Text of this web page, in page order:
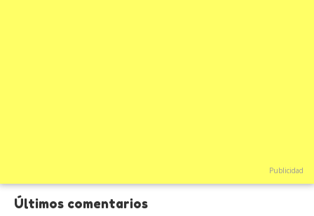
Publicidad
Últimos comentarios